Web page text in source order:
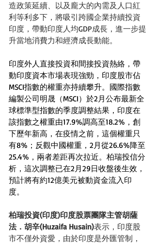
造政策延續、以及龐大的內需及人口紅
利等利多下，將吸引跨國企業持續投資
印度，帶動印度人均GDP成長，進一步提
升當地消費力和經濟成長動能。
印度外人直接投資和間接投資熱絡，帶
動印度資本市場表現強勁，印度股市佔
MSCI指數的權重亦持續攀升。國際指數
編製公司明晟（MSCI）於2月公布最新全
球標準型指數的季度調整結果，印度在
該指數之權重由17.9%調高至18.2%，創
下歷年新高，在疫情之前，這個權重只
有8%；反觀中國權重，2月從26.6%降至
25.4%，兩者差距再次拉近。柏瑞投信分
析，這次調整已在2月29日收盤後生效，
預計將有約12億美元被動資金流入印
度。
柏瑞投資(印度)印度股票團隊主管胡薩
法．胡辛(Huzaifa Husain)表示，印度股
市不僅外資愛，由於印度是外匯管制，